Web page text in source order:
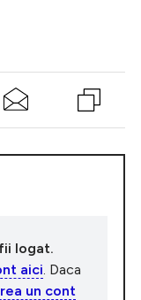
logat.
aici . Daca
un cont